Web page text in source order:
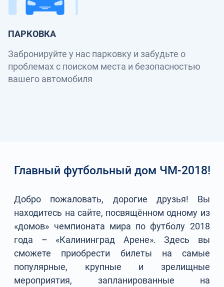
ПАРКОВКА
Забронируйте у нас парковку и забудьте о
проблемах с поиском места и безопасностью
вашего автомобиля
Главный футбольный дом ЧМ-2018!
Добро пожаловать, дорогие друзья! Вы
находитесь на сайте, посвящённом одному из
«домов» чемпионата мира по футболу 2018
года – «Калининград Арене». Здесь вы
сможете приобрести билеты на самые
популярные, крупные и зрелищные
мероприятия, запланированные на